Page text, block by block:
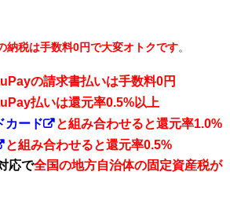
納税は手数料0円で大変オトクです。
の請求書払いは手数料0円
払いは還元率0.5%以上
カード
と組み合わせると還元率1.0%
と組み合わせると還元率0.5%
応で全国の地方自治体の固定資産税が